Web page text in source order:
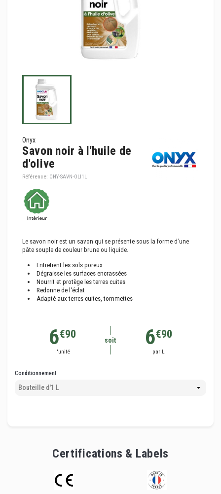
Onyx
Savon noir à l'huile de
d'olive
Référence: ONY-SAVN-OLI1L
Le savon noir est un savon qui se présente sous la forme d’une
pâte souple de couleur brune ou liquide.
Entretient les sols poreux
Dégraisse les surfaces encrassées
Nourrit et protège les terres cuites
Redonne de l'éclat
Adapté aux terres cuites, tommettes
soit
6€90
l'unité
6€90
par L
Conditionnement
Certifications & Labels